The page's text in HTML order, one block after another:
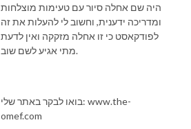
היה שם אחלה סיור עם טעימות מוצלחות
ומדריכה ידענית, וחשוב לי להעלות את זה
לפודקאסט כי זו אחלה מזקקה ואין לדעת
מתי אגיע לשם שוב.
בואו לבקר באתר שלי: www.the-
omef.com